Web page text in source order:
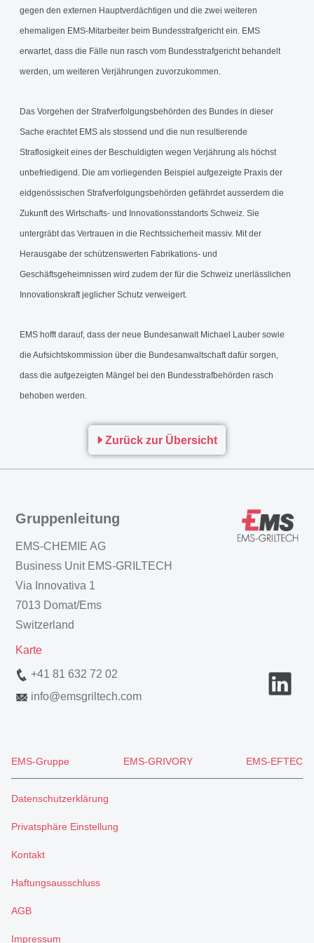
gegen den externen Hauptverdächtigen und die zwei weiteren
ehemaligen EMS-Mitarbeiter beim Bundesstrafgericht ein. EMS
erwartet, dass die Fälle nun rasch vom Bundesstrafgericht behandelt
werden, um weiteren Verjährungen zuvorzukommen.
Das Vorgehen der Strafverfolgungsbehörden des Bundes in dieser
Sache erachtet EMS als stossend und die nun resultierende
Straflosigkeit eines der Beschuldigten wegen Verjährung als höchst
unbefriedigend. Die am vorliegenden Beispiel aufgezeigte Praxis der
eidgenössischen Strafverfolgungsbehörden gefährdet ausserdem die
Zukunft des Wirtschafts- und Innovationsstandorts Schweiz. Sie
untergräbt das Vertrauen in die Rechtssicherheit massiv. Mit der
Herausgabe der schützenswerten Fabrikations- und
Geschäftsgeheimnissen wird zudem der für die Schweiz unerlässlichen
Innovationskraft jeglicher Schutz verweigert.
EMS hofft darauf, dass der neue Bundesanwalt Michael Lauber sowie
die Aufsichtskommission über die Bundesanwaltschaft dafür sorgen,
dass die aufgezeigten Mängel bei den Bundesstrafbehörden rasch
behoben werden.
Zurück zur Übersicht
Gruppenleitung
EMS-CHEMIE AG
Business Unit EMS-GRILTECH
Via Innovativa 1
7013 Domat/Ems
Switzerland
Karte
+41 81 632 72 02
info@emsgriltech.com
EMS-Gruppe EMS-GRIVORY EMS-EFTEC
Datenschutzerklärung
Privatsphäre Einstellung
Kontakt
Haftungsausschluss
AGB
Impressum